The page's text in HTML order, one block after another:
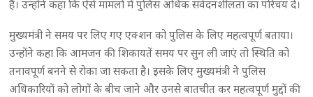
है। उन्होंने कहा कि ऐसे मामलों में पुलिस अधिक संवेदनशीलता का परिचय दे।
मुख्यमंत्री ने समय पर लिए गए एक्शन को पुलिस के लिए महत्वपूर्ण बताया।
उन्होंने कहा कि आमजन की शिकायतें समय पर सुन ली जाएं तो स्थिति को
तनावपूर्ण बनने से रोका जा सकता है। इसके लिए मुख्यमंत्री ने पुलिस
अधिकारियों को लोगों के बीच जाने और उनसे बातचीत कर महत्वपूर्ण मुद्दों की